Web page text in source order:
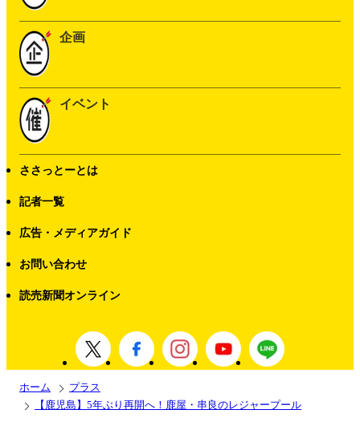
企画
イベント
ささっとーとは
記者一覧
広告・メディアガイド
お問い合わせ
読売新聞オンライン
ホーム
プラス
【鹿児島】5年ぶり再開へ！鹿屋・串良のレジャープール